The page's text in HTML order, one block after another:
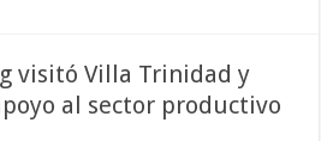
visitó Villa Trinidad y
al sector productivo